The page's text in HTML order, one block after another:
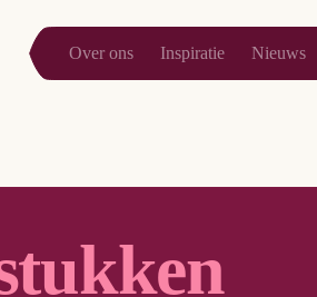
Over ons Inspiratie Nieuws